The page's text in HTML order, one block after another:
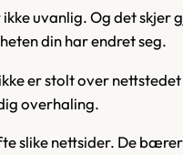
ikke uvanlig. Og det skjer
din har endret seg.
er stolt over
overhaling.
slike nettsider. De